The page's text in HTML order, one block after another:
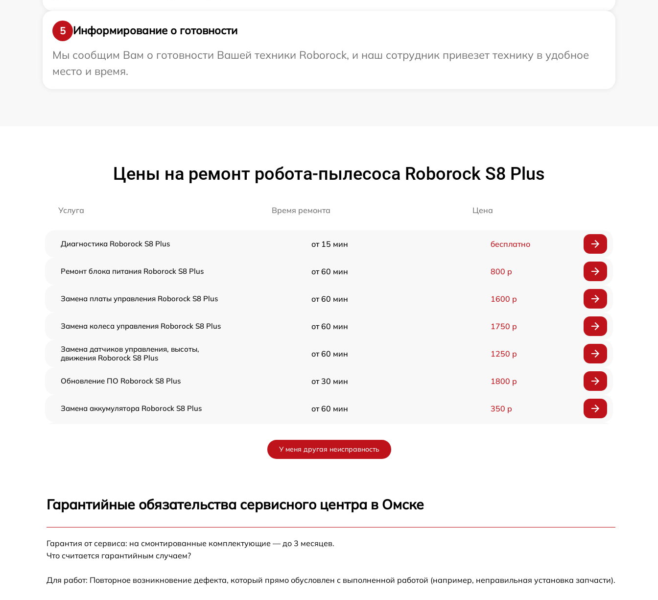
5
Информирование о готовности
Мы сообщим Вам о готовности Вашей техники Roborock, и наш сотрудник привезет технику в удобное
место и время.
Цены на ремонт робота-пылесоса Roborock S8 Plus
Услуга Время ремонта Цена
Диагностика Roborock S8 Plus от 15 мин бесплатно
Ремонт блока питания Roborock S8 Plus от 60 мин 800 р
Замена платы управления Roborock S8 Plus от 60 мин 1600 р
Замена колеса управления Roborock S8 Plus от 60 мин 1750 р
Замена датчиков управления, высоты,
движения Roborock S8 Plus
от 60 мин 1250 р
Обновление ПО Roborock S8 Plus от 30 мин 1800 р
Замена аккумулятора Roborock S8 Plus от 60 мин 350 р
Ремонт материнской платы Roborock S8 Plus от 60 мин
У меня другая неисправность
Гарантийные обязательства сервисного центра в Омске
Гарантия от сервиса: на смонтированные комплектующие — до 3 месяцев.
Что считается гарантийным случаем?
Для работ: Повторное возникновение дефекта, который прямо обусловлен с выполненной работой (например, неправильная установка запчасти).